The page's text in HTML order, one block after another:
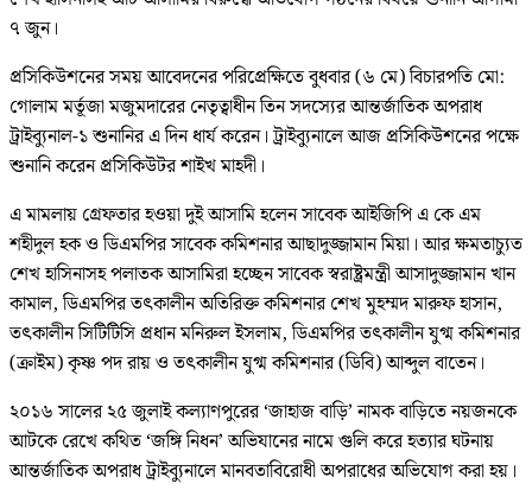
৭ জুন।
প্রসিকিউশনের সময় আবেদনের পরিপ্রেক্ষিতে বুধবার (৬ মে) বিচারপতি মো:
গোলাম মর্তূজা মজুমদারের নেতৃত্বাধীন তিন সদস্যের আন্তর্জাতিক অপরাধ
ট্রাইব্যুনাল-১ শুনানির এ দিন ধার্য করেন। ট্রাইব্যুনালে আজ প্রসিকিউশনের পক্ষে
শুনানি করেন প্রসিকিউটর শাইখ মাহদী।
এ মামলায় গ্রেফতার হওয়া দুই আসামি হলেন সাবেক আইজিপি এ কে এম
শহীদুল হক ও ডিএমপির সাবেক কমিশনার আছাদুজ্জামান মিয়া। আর ক্ষমতাচ্যুত
শেখ হাসিনাসহ পলাতক আসামিরা হচ্ছেন সাবেক স্বরাষ্ট্রমন্ত্রী আসাদুজ্জামান খান
কামাল, ডিএমপির তৎকালীন অতিরিক্ত কমিশনার শেখ মুহম্মদ মারুফ হাসান,
তৎকালীন সিটিটিসি প্রধান মনিরুল ইসলাম, ডিএমপির তৎকালীন যুগ্ম কমিশনার
(ক্রাইম) কৃষ্ণ পদ রায় ও তৎকালীন যুগ্ম কমিশনার (ডিবি) আব্দুল বাতেন।
২০১৬ সালের ২৫ জুলাই কল্যাণপুরের ‘জাহাজ বাড়ি’ নামক বাড়িতে নয়জনকে
আটকে রেখে কথিত ‘জঙ্গি নিধন’ অভিযানের নামে গুলি করে হত্যার ঘটনায়
আন্তর্জাতিক অপরাধ ট্রাইব্যুনালে মানবতাবিরোধী অপরাধের অভিযোগ করা হয়।